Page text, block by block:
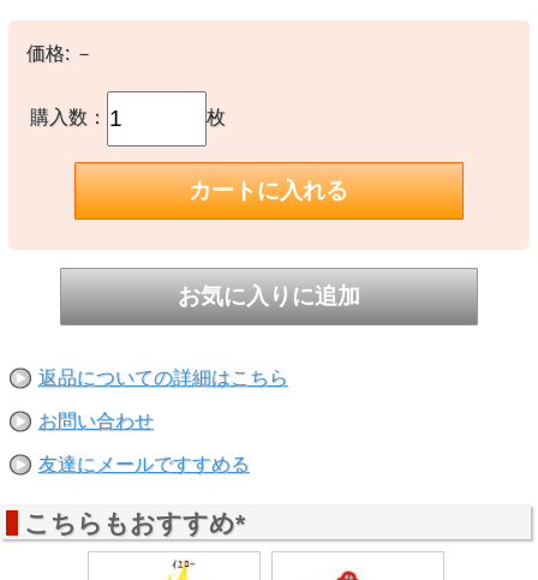
価格:－
購入数： 枚
返品についての詳細はこちら
お問い合わせ
友達にメールですすめる
こちらもおすすめ*